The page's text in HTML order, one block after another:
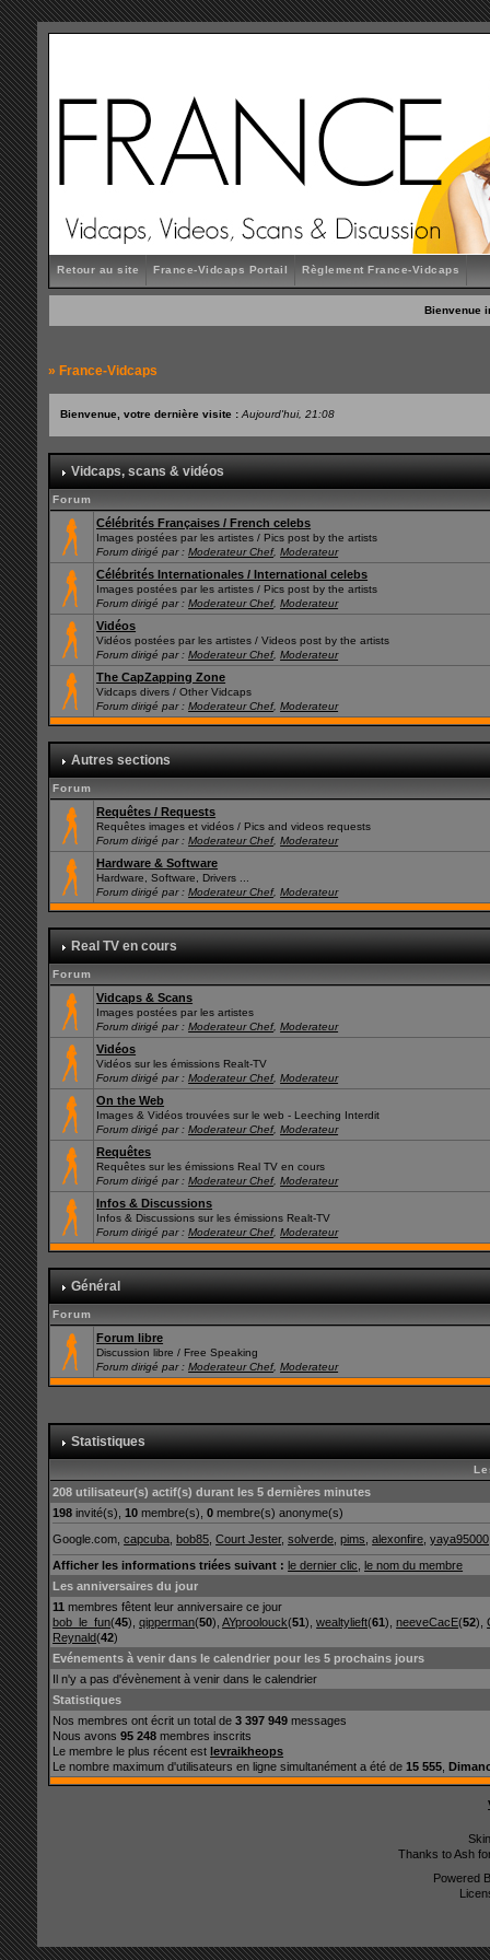
Retour au site France-Vidcaps Portail Règlement France-Vidcaps
Bienvenue
» France-Vidcaps
Bienvenue, votre dernière visite :Aujourd'hui, 21:08
Vidcaps, scans & vidéos
Forum
Célébrités Françaises / French celebs
Images postées par les artistes / Pics post by the artists
Forum dirigé par :Moderateur Chef,Moderateur
Célébrités Internationales / International celebs
Images postées par les artistes / Pics post by the artists
Forum dirigé par :Moderateur Chef,Moderateur
Vidéos
Vidéos postées par les artistes / Videos post by the artists
Forum dirigé par :Moderateur Chef,Moderateur
The CapZapping Zone
Vidcaps divers / Other Vidcaps
Forum dirigé par :Moderateur Chef,Moderateur
Autres sections
Forum
Requêtes / Requests
Requêtes images et vidéos / Pics and videos requests
Forum dirigé par :Moderateur Chef,Moderateur
Hardware & Software
Hardware, Software, Drivers ...
Forum dirigé par :Moderateur Chef,Moderateur
Real TV en cours
Forum
Vidcaps & Scans
Images postées par les artistes
Forum dirigé par :Moderateur Chef,Moderateur
Vidéos
Vidéos sur les émissions Realt-TV
Forum dirigé par :Moderateur Chef,Moderateur
On the Web
Images & Vidéos trouvées sur le web - Leeching Interdit
Forum dirigé par :Moderateur Chef,Moderateur
Requêtes
Requêtes sur les émissions Real TV en cours
Forum dirigé par :Moderateur Chef,Moderateur
Infos & Discussions
Infos & Discussions sur les émissions Realt-TV
Forum dirigé par :Moderateur Chef,Moderateur
Général
Forum
Forum libre
Discussion libre / Free Speaking
Forum dirigé par :Moderateur Chef,Moderateur
Statistiques
208 utilisateur(s) actif(s) durant les 5 dernières minutes
198 invité(s),10 membre(s),0 membre(s) anonyme(s)
Google.com,capcuba ,bob85 ,Court Jester,solverde ,pims ,alexonfire ,yaya95000
Afficher les informations triées suivant : le dernier clic ,le nom du membre
Les anniversaires du jour
11 membres fêtent leur anniversaire ce jour
bob_le_fun(45),qipperman(50),AYproolouck(51),wealtylieft(61),neeveCacE(52),
Reynald(42)
Evénements à venir dans le calendrier pour les 5 prochains jours
Il n'y a pas d'évènement à venir dans le calendrier
Statistiques
Nos membres ont écrit un total de3 397 949 messages
Nous avons95 248 membres inscrits
Le membre le plus récent estlevraikheops
Le nombre maximum d'utilisateurs en ligne simultanément a été de15 555 ,
Thanks to Ash
Powered